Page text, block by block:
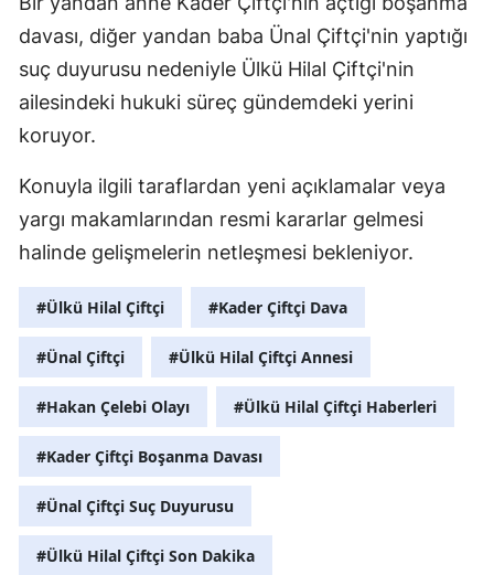
davası, diğer yandan baba Ünal Çiftçi'nin yaptığı
suç duyurusu nedeniyle Ülkü Hilal Çiftçi'nin
ailesindeki hukuki süreç gündemdeki yerini
koruyor.
Konuyla ilgili taraflardan yeni açıklamalar veya
yargı makamlarından resmi kararlar gelmesi
halinde gelişmelerin netleşmesi bekleniyor.
#Ülkü Hilal Çiftçi #Kader Çiftçi Dava
#Ünal Çiftçi #Ülkü Hilal Çiftçi Annesi
#Hakan Çelebi Olayı #Ülkü Hilal Çiftçi Haberleri
#Kader Çiftçi Boşanma Davası
#Ünal Çiftçi Suç Duyurusu
#Ülkü Hilal Çiftçi Son Dakika